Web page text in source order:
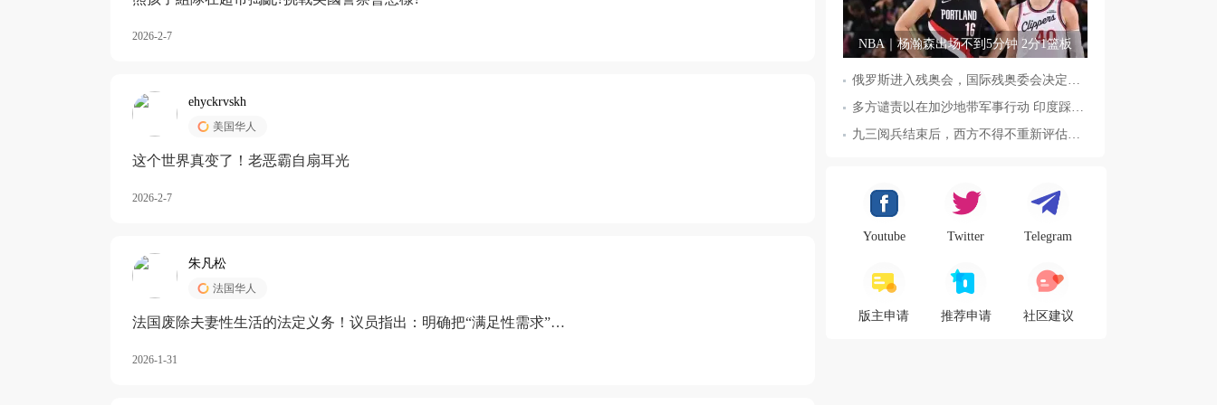
2026-2-7
ehyckrvskh
美国华人
这个世界真变了！老恶霸自扇耳光
2026-2-7
朱凡松
法国华人
法国废除夫妻性生活的法定义务！议员指出：明确把“满足性需求”排
2026-1-31
NBA｜杨瀚森出场不到5分钟 2分1篮板
Youtube Twitter Telegram
版主申请 推荐申请 社区建议